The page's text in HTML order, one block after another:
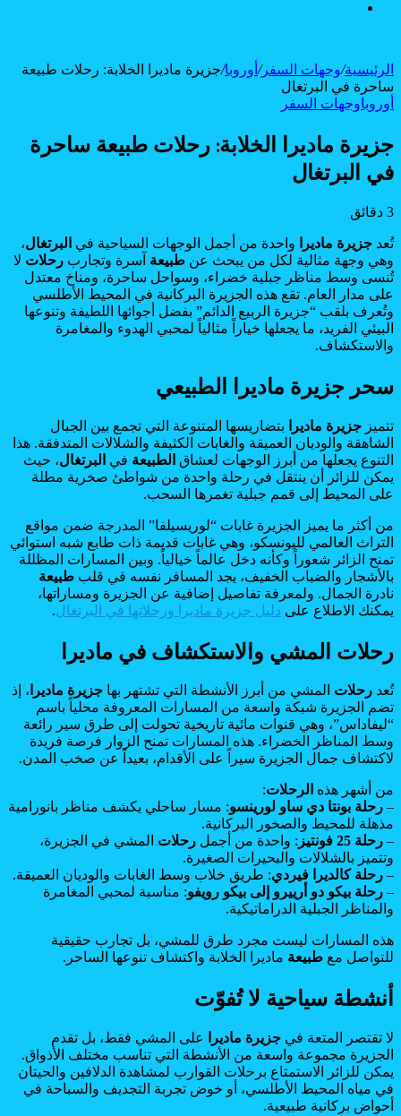
الرئيسية/وجهات السفر/ أوروبا/جزيرة ماديرا الخلابة: رحلات طبيعة
ساحرة في البرتغال
أوروباوجهات السفر
جزيرة ماديرا الخلابة: رحلات طبيعة ساحرة
في البرتغال
3 دقائق
تُعد جزيرة ماديرا واحدة من أجمل الوجهات السياحية في البرتغال،
وهي وجهة مثالية لكل من يبحث عن طبيعة آسرة وتجارب رحلات لا
تُنسى وسط مناظر جبلية خضراء، وسواحل ساحرة، ومناخ معتدل
على مدار العام. تقع هذه الجزيرة البركانية في المحيط الأطلسي
وتُعرف بلقب “جزيرة الربيع الدائم” بفضل أجوائها اللطيفة وتنوعها
البيئي الفريد، ما يجعلها خياراً مثالياً لمحبي الهدوء والمغامرة
والاستكشاف.
سحر جزيرة ماديرا الطبيعي
تتميز جزيرة ماديرا
بتضاريسها المتنوعة التي تجمع بين الجبال
الشاهقة والوديان العميقة والغابات الكثيفة والشلالات المتدفقة. هذا
التنوع يجعلها من أبرز الوجهات لعشاق الطبيعة في البرتغال، حيث
يمكن للزائر أن ينتقل في رحلة واحدة من شواطئ صخرية مطلة
على المحيط إلى قمم جبلية تغمرها السحب.
من أكثر ما يميز الجزيرة غابات “لوريسيلفا” المدرجة ضمن مواقع
التراث العالمي لليونسكو، وهي غابات قديمة ذات طابع شبه استوائي
تمنح الزائر شعوراً وكأنه دخل عالماً خيالياً. وبين المسارات المظللة
بالأشجار والضباب الخفيف، يجد المسافر نفسه في قلب طبيعة
نادرة الجمال. ولمعرفة تفاصيل إضافية عن الجزيرة ومساراتها،
يمكنك الاطلاع على دليل جزيرة ماديرا ورحلاتها في البرتغال.
رحلات المشي والاستكشاف في ماديرا
تُعد رحلات المشي من أبرز الأنشطة التي تشتهر بها جزيرة ماديرا ، إذ
تضم الجزيرة شبكة واسعة من المسارات المعروفة محلياً باسم
“ليفاداس”، وهي قنوات مائية تاريخية تحولت إلى طرق سير رائعة
وسط المناظر الخضراء. هذه المسارات تمنح الزوار فرصة فريدة
لاكتشاف جمال الجزيرة سيراً على الأقدام، بعيداً عن صخب المدن.
من أشهر هذه الرحلات:
– رحلة بونتا دي ساو لورينسو: مسار ساحلي يكشف مناظر بانورامية
مذهلة للمحيط والصخور البركانية.
– رحلة 25 فونتيز : واحدة من أجمل رحلات المشي في الجزيرة،
وتتميز بالشلالات والبحيرات الصغيرة.
– رحلة كالديرا فيردي: طريق خلاب وسط الغابات والوديان العميقة.
– رحلة بيكو دو أرييرو إلى بيكو رويفو: مناسبة لمحبي المغامرة
والمناظر الجبلية الدراماتيكية.
هذه المسارات ليست مجرد طرق للمشي، بل تجارب حقيقية
للتواصل مع طبيعة ماديرا الخلابة واكتشاف تنوعها الساحر.
أنشطة سياحية لا تُفوّت
لا تقتصر المتعة في جزيرة ماديرا
على المشي فقط، بل تقدم
الجزيرة مجموعة واسعة من الأنشطة التي تناسب مختلف الأذواق.
يمكن للزائر الاستمتاع برحلات القوارب لمشاهدة الدلافين والحيتان
في مياه المحيط الأطلسي، أو خوض تجربة التجديف والسباحة في
أحواض بركانية طبيعية.